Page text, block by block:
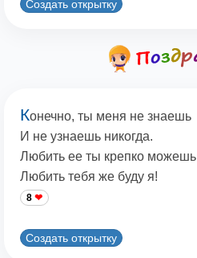
Создать открытку
Конечно, ты меня не знаешь
И не узнаешь никогда.
Любить ее ты крепко
Любить тебя же буду я!
8
Создать открытку